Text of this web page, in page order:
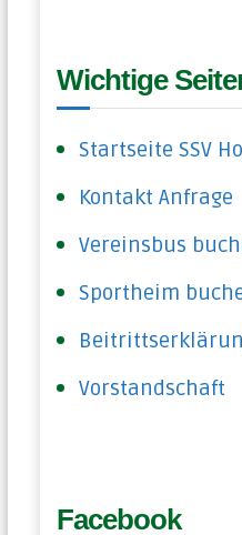
Wichtige
Startseite SSV
Kontakt Anfrage
Vereinsbus
Sportheim
Vorstandschaft
Facebook